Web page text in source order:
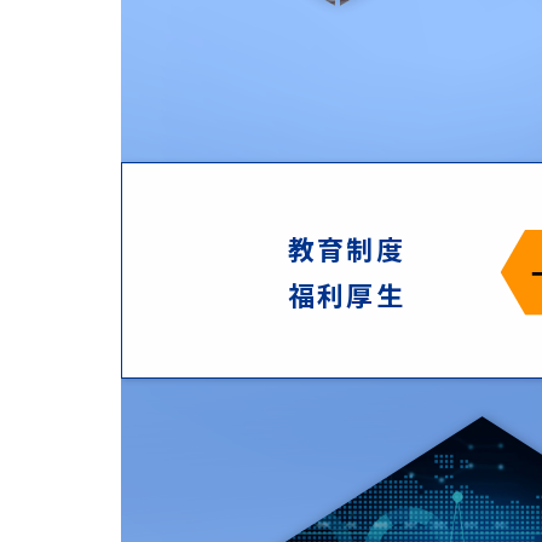
教育制度
福利厚生